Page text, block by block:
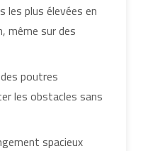
les plus élevées en
même sur des
poutres
les obstacles sans
spacieux